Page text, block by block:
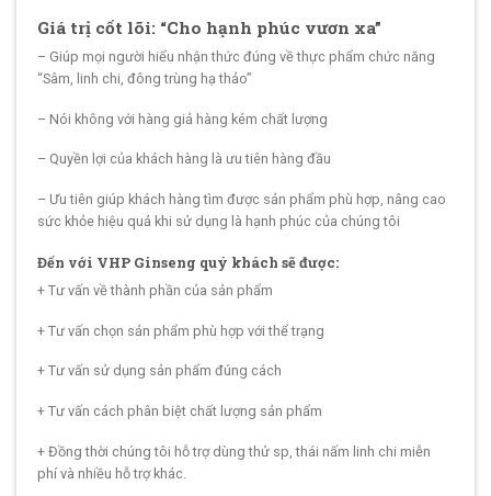
Giá trị cốt lõi: “Cho hạnh phúc vươn xa”
– Giúp mọi người hiểu nhận thức đúng về thực phẩm chức năng
“Sâm, linh chi, đông trùng hạ thảo”
– Nói không với hàng giả hàng kém chất lượng
– Quyền lợi của khách hàng là ưu tiên hàng đầu
– Ưu tiên giúp khách hàng tìm được sản phẩm phù hợp, nâng cao
sức khỏe hiệu quả khi sử dụng là hạnh phúc của chúng tôi
Đến với VHP Ginseng quý khách sẽ được:
+ Tư vấn về thành phần của sản phẩm
+ Tư vấn chọn sản phẩm phù hợp với thể trạng
+ Tư vấn sử dụng sản phẩm đúng cách
+ Tư vấn cách phân biệt chất lượng sản phẩm
+ Đồng thời chúng tôi hỗ trợ dùng thử sp, thái nấm linh chi miễn
phí và nhiều hỗ trợ khác.